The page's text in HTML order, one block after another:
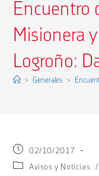
Encuentro
Misionera
Logroño:
> Generales >
Publicación
de
la
02/10/2017
CategoríaAvisos y Noticias /